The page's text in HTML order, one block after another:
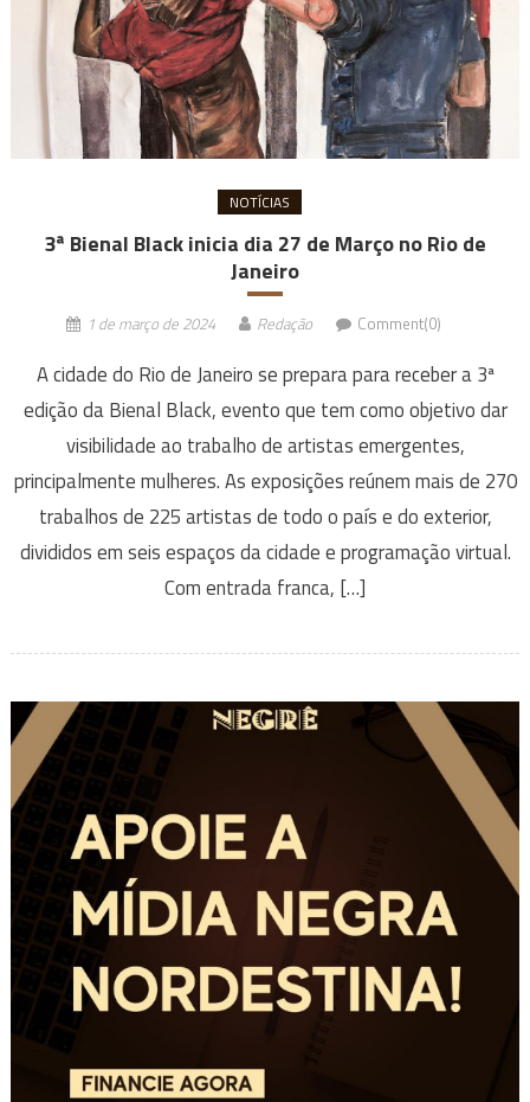
NOTÍCIAS
3ª Bienal Black inicia dia 27 de Março no Rio de
Janeiro
1 de março de 2024 Redação Comment(0)
A cidade do Rio de Janeiro se prepara para receber a 3ª
edição da Bienal Black, evento que tem como objetivo dar
visibilidade ao trabalho de artistas emergentes,
principalmente mulheres. As exposições reúnem mais de 270
trabalhos de 225 artistas de todo o país e do exterior,
divididos em seis espaços da cidade e programação virtual.
Com entrada franca, […]